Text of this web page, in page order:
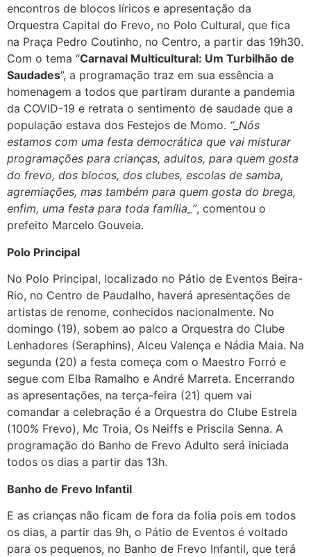
encontros de blocos líricos e apresentação da
Orquestra Capital do Frevo, no Polo Cultural, que fica
na Praça Pedro Coutinho, no Centro, a partir das 19h30.
Com o tema “Carnaval Multicultural: Um Turbilhão de
Saudades”, a programação traz em sua essência a
homenagem a todos que partiram durante a pandemia
da COVID-19 e retrata o sentimento de saudade que a
população estava dos Festejos de Momo. “_Nós
estamos com uma festa democrática que vai misturar
programações para crianças, adultos, para quem gosta
do frevo, dos blocos, dos clubes, escolas de samba,
agremiações, mas também para quem gosta do brega,
enfim, uma festa para toda família_”, comentou o
prefeito Marcelo Gouveia.
Polo Principal
No Polo Principal, localizado no Pátio de Eventos Beira-
Rio, no Centro de Paudalho, haverá apresentações de
artistas de renome, conhecidos nacionalmente. No
domingo (19), sobem ao palco a Orquestra do Clube
Lenhadores (Seraphins), Alceu Valença e Nádia Maia. Na
segunda (20) a festa começa com o Maestro Forró e
segue com Elba Ramalho e André Marreta. Encerrando
as apresentações, na terça-feira (21) quem vai
comandar a celebração é a Orquestra do Clube Estrela
(100% Frevo), Mc Troia, Os Neiffs e Priscila Senna. A
programação do Banho de Frevo Adulto será iniciada
todos os dias a partir das 13h.
Banho de Frevo Infantil
E as crianças não ficam de fora da folia pois em todos
os dias, a partir das 9h, o Pátio de Eventos é voltado
para os pequenos, no Banho de Frevo Infantil, que terá